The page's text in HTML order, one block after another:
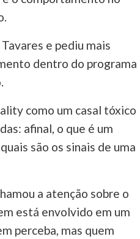
e pediu mais
dentro do programa
como um casal tóxico
afinal, o que é um
são os sinais de uma
a atenção sobre o
está envolvido em um
perceba, mas quem